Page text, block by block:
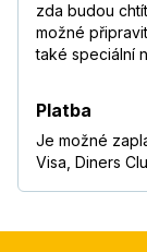
zda budou
možné
také speciální
Platba
Je možné
Visa, Diners